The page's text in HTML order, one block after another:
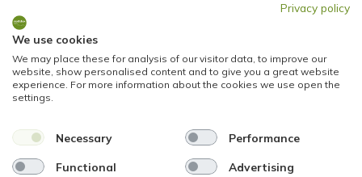
KONTAKT
STADTBLICK Immobilien
Glockengasse 2
65199 Wiesbaden
Tel.:
+49 611 9742 872
Fax: +49 611 9742 896
Privacy policy
We use cookies
We may place these for analysis of our visitor data, to improve our
website, show personalised content and to give you a great website
experience. For more information about the cookies we use open the
settings.
Necessary Performance
Functional Advertising